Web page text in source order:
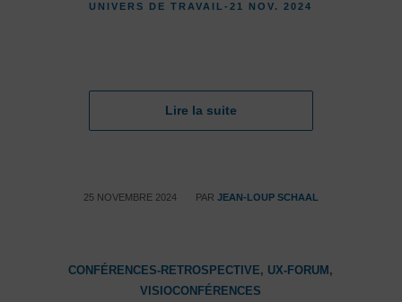
UNIVERS DE TRAVAIL-21 NOV. 2024
Lire la suite
25 NOVEMBRE 2024
/ PAR JEAN-LOUP SCHAAL
CONFÉRENCES-RETROSPECTIVE, UX-FORUM ,
VISIOCONFÉRENCES